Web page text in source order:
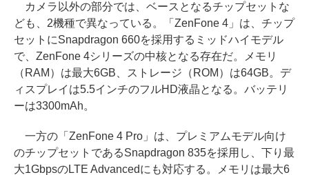
カメラ以外の部分では、ベースとなるチップセットな
ども、2機種で異なっている。「ZenFone 4」は、チップ
セットにSnapdragon 660を採用するミッドハイモデル
で、ZenFone 4シリーズの中核となる存在だ。メモリ
（RAM）は最大6GB、ストレージ（ROM）は64GB。デ
ィスプレイは5.5インチのフルHD液晶となる。バッテリ
ーは3300mAh。
一方の「ZenFone 4 Pro」は、プレミアムモデル向け
のチップセットであるSnapdragon 835を採用し、下り最
大1GbpsのLTE Advancedにも対応する。メモリは最大6